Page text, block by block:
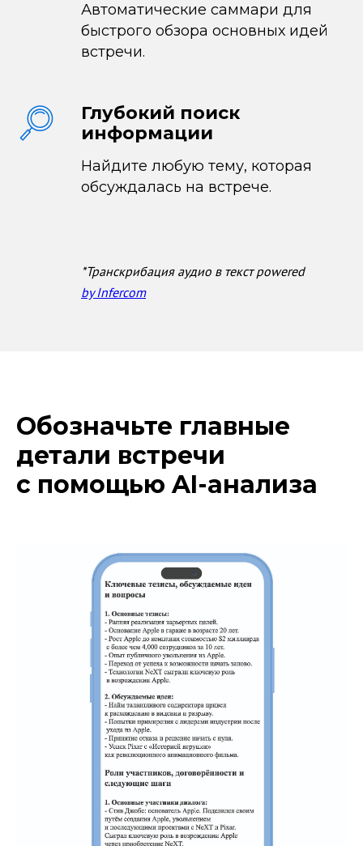
Автоматические саммари для
быстрого обзора основных идей
встречи.
Глубокий поиск
информации
Найдите любую тему, которая
обсуждалась на встрече.
*Транскрибация аудио в текст powered
by Infercom
Обозначьте главные
детали встречи
с помощью AI-анализа